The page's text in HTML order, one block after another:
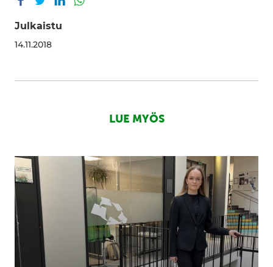
Julkaistu
14.11.2018
LUE MYÖS
Harjoittelu
Kasvu
Openilla:
monipuolista
ja
merkityksellistä